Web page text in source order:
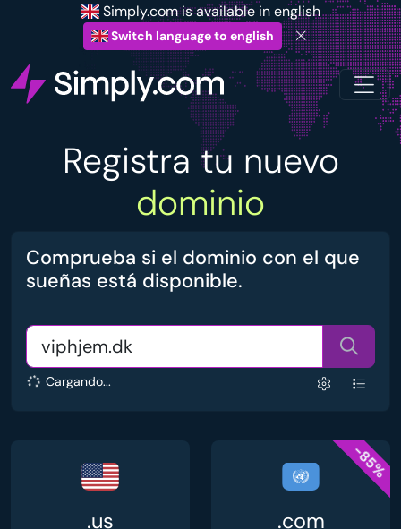
Simply.com is available in english
Switch language to english
Registra tu nuevo
dominio
Comprueba si el dominio con el que
sueñas está disponible.
Cargando...
.us
-85%
.com